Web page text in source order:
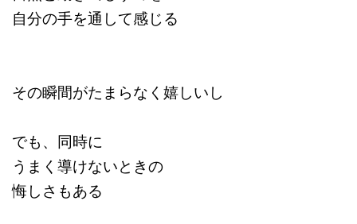
自分の手を通して感じる
その瞬間がたまらなく嬉しいし
でも、同時に
うまく導けないときの
悔しさもある